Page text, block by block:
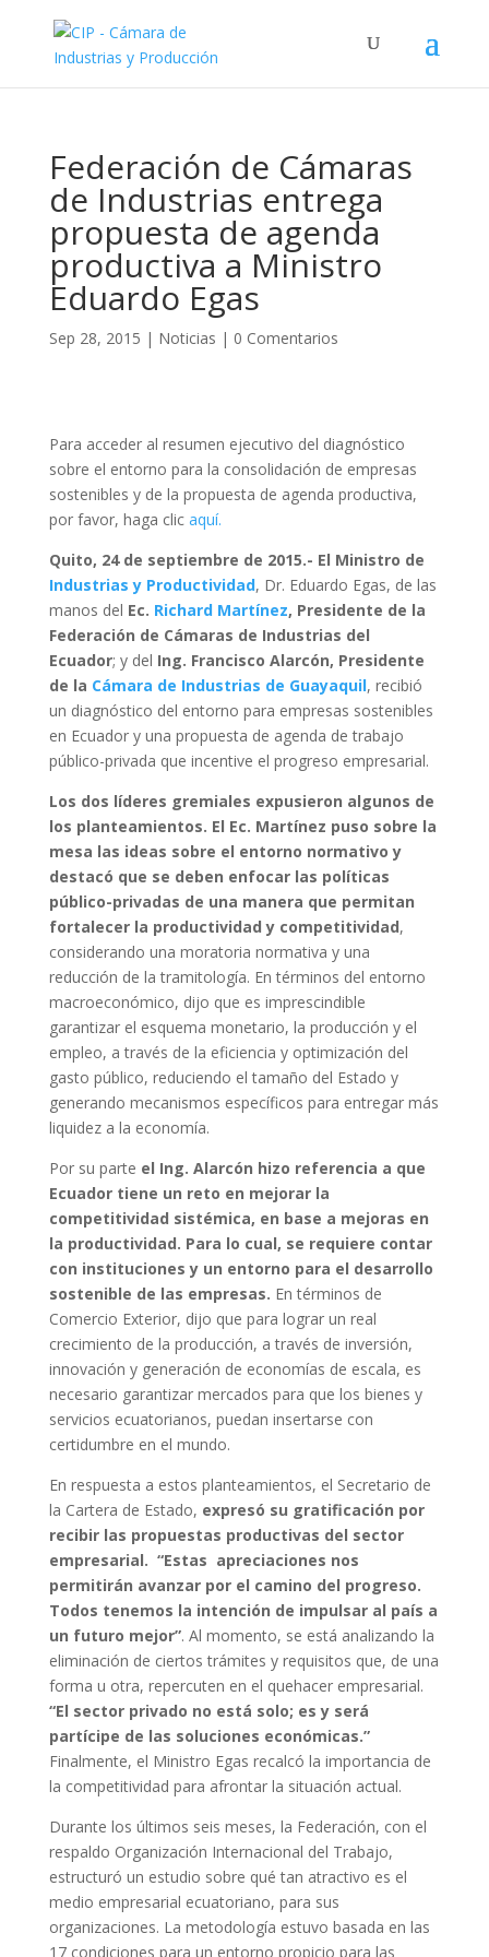
Federación de Cámaras
de Industrias entrega
propuesta de agenda
productiva a Ministro
Eduardo Egas
Sep 28, 2015 | Noticias | 0 Comentarios
Para acceder al resumen ejecutivo del diagnóstico
sobre el entorno para la consolidación de empresas
sostenibles y de la propuesta de agenda productiva,
por favor, haga clic aquí.
Quito, 24 de septiembre de 2015.- El Ministro de
Industrias y Productividad, Dr. Eduardo Egas, de las
manos del Ec. Richard Martínez, Presidente de la
Federación de Cámaras de Industrias del
Ecuador; y del Ing. Francisco Alarcón, Presidente
de la Cámara de Industrias de Guayaquil, recibió
un diagnóstico del entorno para empresas sostenibles
en Ecuador y una propuesta de agenda de trabajo
público-privada que incentive el progreso empresarial.
Los dos líderes gremiales expusieron algunos de
los planteamientos. El Ec. Martínez puso sobre la
mesa las ideas sobre el entorno normativo y
destacó que se deben enfocar las políticas
público-privadas de una manera que permitan
fortalecer la productividad y competitividad,
considerando una moratoria normativa y una
reducción de la tramitología. En términos del entorno
macroeconómico, dijo que es imprescindible
garantizar el esquema monetario, la producción y el
empleo, a través de la eficiencia y optimización del
gasto público, reduciendo el tamaño del Estado y
generando mecanismos específicos para entregar más
liquidez a la economía.
Por su parte el Ing. Alarcón hizo referencia a que
Ecuador tiene un reto en mejorar la
competitividad sistémica, en base a mejoras en
la productividad. Para lo cual, se requiere contar
con instituciones y un entorno para el desarrollo
sostenible de las empresas. En términos de
Comercio Exterior, dijo que para lograr un real
crecimiento de la producción, a través de inversión,
innovación y generación de economías de escala, es
necesario garantizar mercados para que los bienes y
servicios ecuatorianos, puedan insertarse con
certidumbre en el mundo.
En respuesta a estos planteamientos, el Secretario de
la Cartera de Estado, expresó su gratificación por
recibir las propuestas productivas del sector
empresarial. “Estas apreciaciones nos
permitirán avanzar por el camino del progreso.
Todos tenemos la intención de impulsar al país a
un futuro mejor”. Al momento, se está analizando la
eliminación de ciertos trámites y requisitos que, de una
forma u otra, repercuten en el quehacer empresarial.
“El sector privado no está solo; es y será
partícipe de las soluciones económicas.”
Finalmente, el Ministro Egas recalcó la importancia de
la competitividad para afrontar la situación actual.
Durante los últimos seis meses, la Federación, con el
respaldo Organización Internacional del Trabajo,
estructuró un estudio sobre qué tan atractivo es el
medio empresarial ecuatoriano, para sus
organizaciones. La metodología estuvo basada en las
17 condiciones para un entorno propicio para las